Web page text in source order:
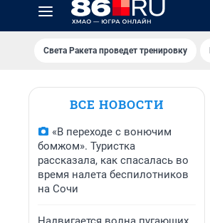
Света Ракета проведет тренировку
ВСЕ НОВОСТИ
«В переходе с вонючим
бомжом». Туристка
рассказала, как спасалась во
время налета беспилотников
на Сочи